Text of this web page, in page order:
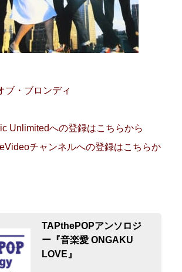
ブ・ブロンディ
Unlimitedへの登録はこちらから
チャンネルへの登録はこちらか
TAPthePOPアンソロジ
ー『音楽愛 ONGAKU
LOVE』